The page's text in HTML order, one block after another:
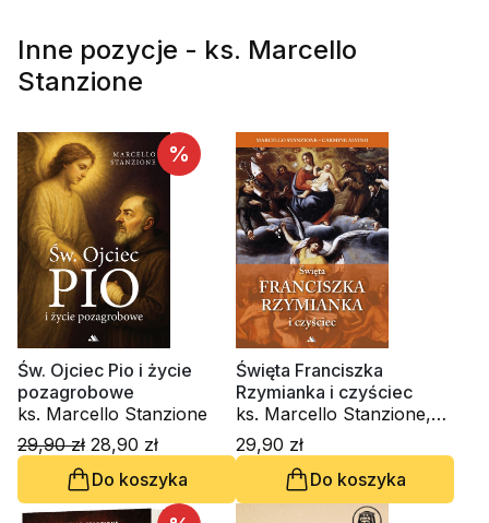
Inne pozycje - ks. Marcello
Stanzione
%
Św. Ojciec Pio i życie
pozagrobowe
ks. Marcello Stanzione
29,90 zł 28,90 zł
Do koszyka
Święta Franciszka
Rzymianka i czyściec
ks. Marcello Stanzione,
Carmine Alvino
29,90 zł
Do koszyka